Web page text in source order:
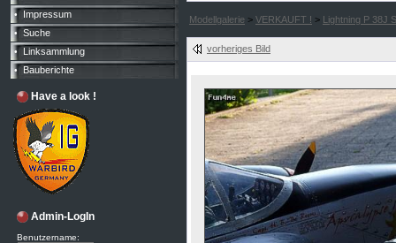
• Impressum
• Suche
• Linksammlung
• Bauberichte
Have a look !
Admin-LogIn
Benutzername:
Modellgalerie > VERKAUFT ! > Lightning P 38J
vorheriges Bild